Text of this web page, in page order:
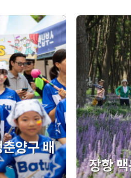
양구 배
장항